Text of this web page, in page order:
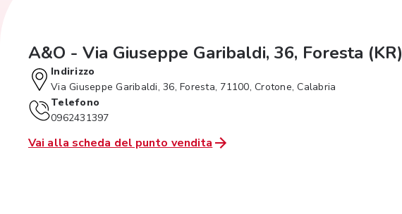
A&O - Via Giuseppe Garibaldi, 36, Foresta (KR)
Indirizzo
Via Giuseppe Garibaldi, 36, Foresta, 71100, Crotone, Calabria
Telefono
0962431397
Vai alla scheda del punto vendita